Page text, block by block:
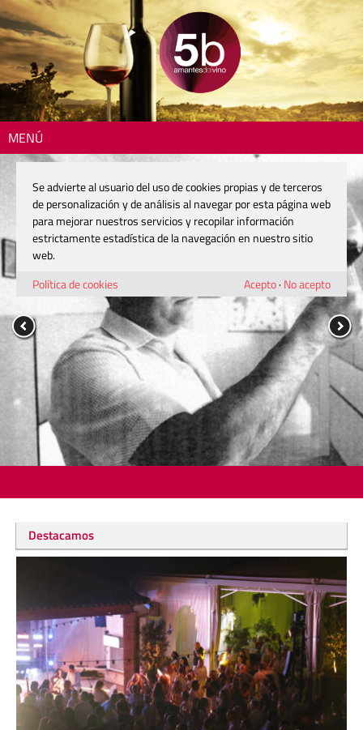
MENÚ
Destacamos
Se advierte al usuario del uso de cookies propias y de terceros
de personalización y de análisis al navegar por esta página web
para mejorar nuestros servicios y recopilar información
estrictamente estadística de la navegación en nuestro sitio
web.
Política de cookies
Acepto· No acepto